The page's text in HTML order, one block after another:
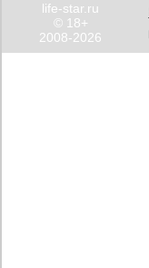
life-star.ru
© 18+
2008-2026